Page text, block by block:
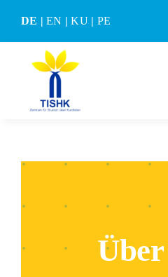
DE |EN |KU| PE